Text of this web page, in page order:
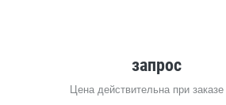
запрос
Цена действительна при